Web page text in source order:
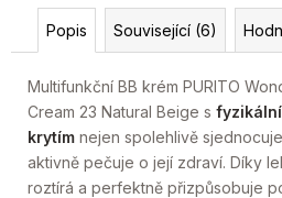
cena:
Popis
Související (6)
Multifunkční BB krém PURITO
Cream 23 Natural Beige s
krytím nejen spolehlivě
aktivně pečuje o její zdraví. Díky
roztírá a perfektně přizpůsobuje